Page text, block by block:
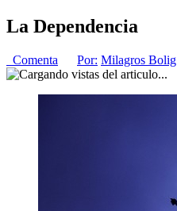
La Dependencia
Comenta Por: Milagros Bolig